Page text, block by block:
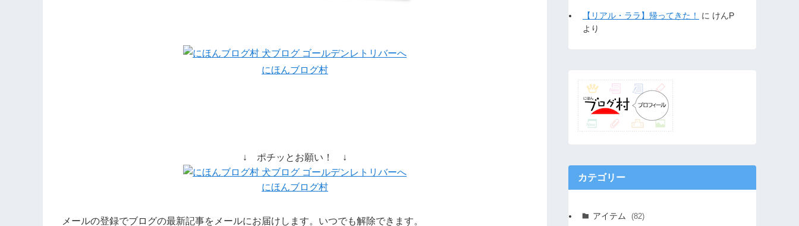
にほんブログ村
↓ ポチッとお願い！ ↓
にほんブログ村
メールの登録でブログの最新記事をメールにお届けします。いつでも解除できます。
【リアル・ララ】帰ってきた！ に けんP
より
カテゴリー
アイテム (82)